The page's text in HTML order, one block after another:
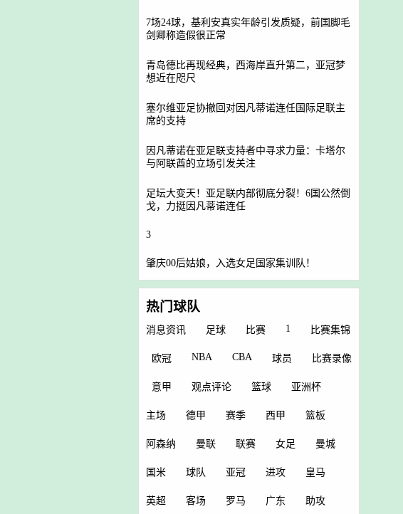
7场24球，基利安真实年龄引发质疑，前国脚毛
剑卿称造假很正常
青岛德比再现经典，西海岸直升第二，亚冠梦
想近在咫尺
塞尔维亚足协撤回对因凡蒂诺连任国际足联主
席的支持
因凡蒂诺在亚足联支持者中寻求力量：卡塔尔
与阿联酋的立场引发关注
足坛大变天！亚足联内部彻底分裂！6国公然倒
戈，力挺因凡蒂诺连任
3
肇庆00后姑娘，入选女足国家集训队！
热门球队
消息资讯 足球 比赛 1 比赛集锦
欧冠 NBA CBA 球员 比赛录像
意甲 观点评论 篮球 亚洲杯
主场 德甲 赛季 西甲 篮板
阿森纳 曼联 联赛 女足 曼城
国米 球队 亚冠 进攻 皇马
英超 客场 罗马 广东 助攻